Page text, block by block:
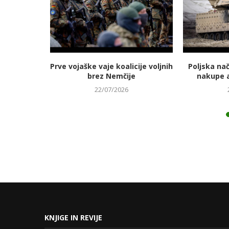
Prve vojaške vaje koalicije voljnih
brez Nemčije
22/07/2026
Poljska
nakupe
KNJIGE IN REVIJE